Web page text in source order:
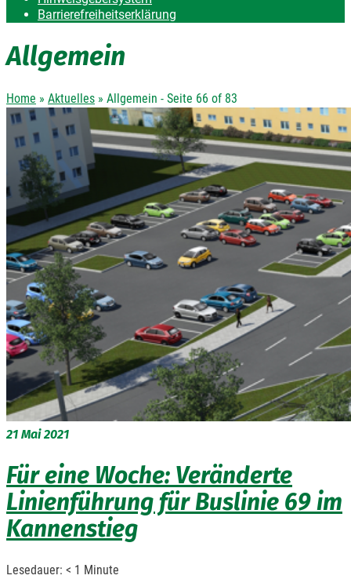
Barrierefreiheitserklärung
Allgemein
Home » Aktuelles » Allgemein - Seite 66 of 83
21 Mai 2021
Für eine Woche: Veränderte
Linienführung für Buslinie 69 im
Kannenstieg
Lesedauer: < 1 Minute